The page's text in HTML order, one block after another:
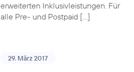
erweiterten Inklusivleistungen. Für
alle Pre- und Postpaid […]
29. März 2017